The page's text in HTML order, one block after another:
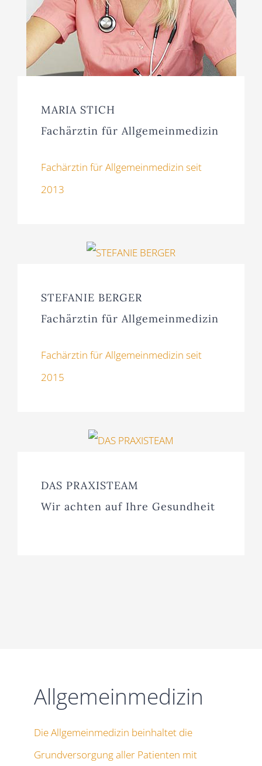
MARIA STICH
Fachärztin für Allgemeinmedizin
Fachärztin für Allgemeinmedizin seit
2013
STEFANIE BERGER
Fachärztin für Allgemeinmedizin
Fachärztin für Allgemeinmedizin seit
2015
DAS PRAXISTEAM
Wir achten auf Ihre Gesundheit
Allgemeinmedizin
Die Allgemeinmedizin beinhaltet die
Grundversorgung aller Patienten mit